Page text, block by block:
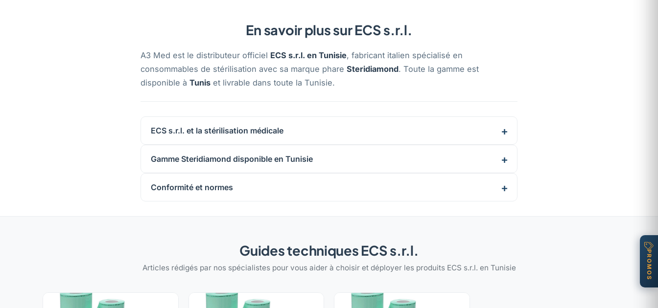
En savoir plus sur ECS s.r.l.
A3 Med est le distributeur officiel ECS s.r.l. en Tunisie, fabricant italien spécialisé en
consommables de stérilisation avec sa marque phare Steridiamond. Toute la gamme est
disponible à Tunis et livrable dans toute la Tunisie.
ECS s.r.l. et la stérilisation médicale
Gamme Steridiamond disponible en Tunisie
Conformité et normes
Guides techniques ECS s.r.l.
Articles rédigés par nos spécialistes pour vous aider à choisir et déployer les produits ECS s.r.l. en Tunisie PROMOS